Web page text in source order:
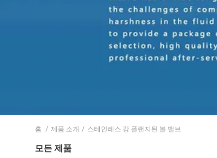
홈 / 제품 소개 / 스테인레스 강 플랜지된 볼 밸브
모든 제품